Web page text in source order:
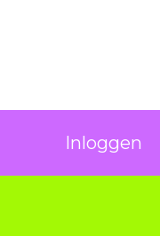
Inloggen